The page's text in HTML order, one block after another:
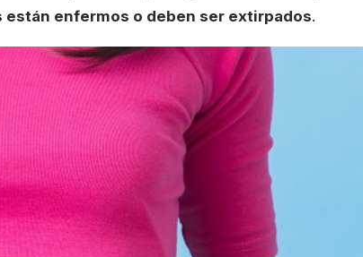
están enfermos o deben ser extirpados.